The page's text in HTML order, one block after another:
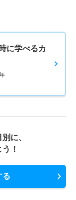
に学べるカ
に、
！
る